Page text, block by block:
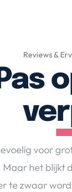
Reviews &
voor
het blijkt
te zwaar